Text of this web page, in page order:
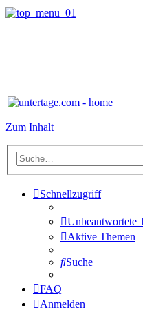
Zum Inhalt
Schnellzugriff
Unbeantwortete
Aktive Themen
Suche
FAQ
Anmelden